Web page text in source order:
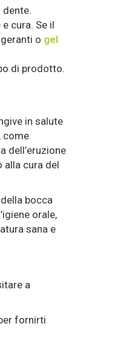
dente.
cura. Se il
o gel
di prodotto.
in salute
come
dell’eruzione
alla cura del
bocca
orale,
sana e
a
fornirti